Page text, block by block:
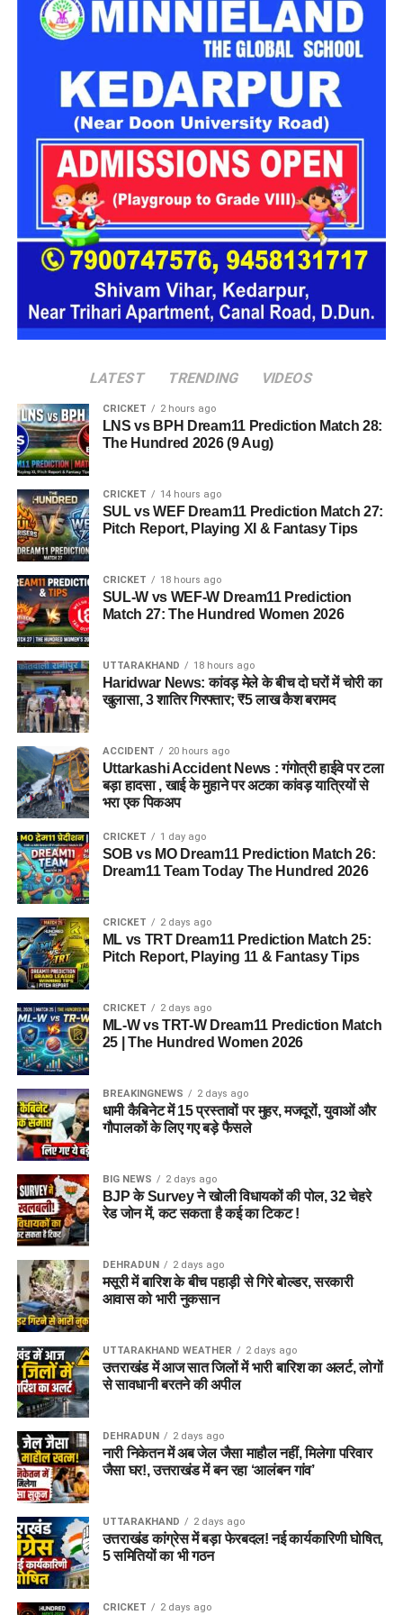
हादसा , खाई के मुहाने पर अटका कांवड़ यात्रियों से भरा एक
पिकअप
आरोपों के समर्थन में पर्याप्त साक्ष्य मिलने के बाद पुलिस ने उसे हिरासत में ले
अलग-अलग लोगों के सामने बदलता था अपनी
पूछताछ में ये बात सामने आई कि आरोपी अलग-अलग लोगों के सामने अपनी
पहचान बदलता था। कभी वो खुद को गृह मंत्रालय का अधिकारी बताता,
कभी रक्षा मंत्रालय से जुड़ा अफसर और कभी भारतीय सेना का वरिष्ठ
अधिकारी होने का दावा करता था।
देहरादून पुलिस ने किया गिरफ्तार
देहरादून पुलिस
को ये भी जानकारी मिली है कि वो कई होटलों में ठहरने के
बाद भुगतान किए बिना चला जाता था और होटल कर्मचारियों व सुरक्षा
कर्मियों के साथ भी कथित तौर पर धोखाधड़ी करता था।
पुलिस द्वारा की गई तलाशी में आरोपी के पास से सेना की वर्दी, बैज, कैप और
इस्तेमाल वो लोगों का भरोसा जीतने और खुद को प्रभावशाली अधिकारी
साबित करने के लिए करता था।
पुलिस मामले की जांच में जुटी
फिलहाल पुलिस ने मामला दर्ज कर जांच आगे बढ़ा दी है। अधिकारियों का
कहना है कि जांच के दौरान यदि अन्य पीड़ित सामने आते हैं तो उनके बयान
भी दर्ज किए जाएंगे और मामले के सभी पहलुओं की गहन पड़ताल की जाएगी।
FAQs (EX Ias Son Yashvardhan Arrested)
1. क्या देहरादून पुलिस ने पूर्व मुख्य सचिव के बेटे
को गिरफ्तार किया है ?
हां देहरादून पुलिस ने यशवर्धन नाम के युवक को गिरफ्तार किया है, जो
उत्तराखंड के पूर्व मुख्य सचिव और पूर्व आईएएस अधिकारी का बेटा बताया जा
रहा है।
2. आरोपी पर क्या आरोप हैं?
आरोपी पर खुद को केंद्र सरकार, गृह मंत्रालय, रक्षा मंत्रालय और भारतीय
सेना का वरिष्ठ अधिकारी बताकर लोगों से ठगी करने का आरोप है।
3. शिकायत किसने दर्ज कराई थी?
दिल्ली निवासी एक युवती ने शिकायत दर्ज कराई थी। आरोप है कि आरोपी ने
प्रभावशाली सरकारी संपर्कों का झांसा देकर उससे करीब 4.5 लाख रुपये
ठग लिए।
4. आरोपी लोगों को कैसे झांसे में लेता था?
पुलिस के अनुसार, आरोपी अलग-अलग लोगों के सामने अपनी पहचान
बदलता था और खुद को कभी गृह मंत्रालय, कभी रक्षा मंत्रालय तो कभी
सेना का वरिष्ठ अधिकारी बताकर लोगों का भरोसा जीतता था।
5. पुलिस को आरोपी के पास से क्या बरामद
हुआ?
तलाशी के दौरान आरोपी के पास से सेना की वर्दी, बैज, कैप और वॉकी-टॉकी
बरामद किए गए हैं।
LNS vs BPH Dream11 Prediction Match 28: The
Hundred 2026 (9 Aug)
SUL vs WEF Dream11 Prediction Match 27: Pitch
Report, Playing XI & Fantasy Tips
SUL-W vs WEF-W Dream11 Prediction Match 27:
The Hundred Women 2026
Haridwar News: कांवड़ मेले के बीच दो घरों में चोरी का
LATEST TRENDING VIDEOS
CRICKET 2 hours ago
LNS vs BPH Dream11 Prediction Match 28:
The Hundred 2026 (9 Aug)
CRICKET 14 hours ago
SUL vs WEF Dream11 Prediction Match 27:
Pitch Report, Playing XI & Fantasy Tips
CRICKET 18 hours ago
SUL-W vs WEF-W Dream11 Prediction
Match 27: The Hundred Women 2026
UTTARAKHAND 18 hours ago
Haridwar News: कांवड़ मेले के बीच दो घरों में चोरी का
खुलासा, 3 शातिर गिरफ्तार; ₹5 लाख कैश बरामद
ACCIDENT 20 hours ago
Uttarkashi Accident News : गंगोत्री हाईवे पर टला
बड़ा हादसा , खाई के मुहाने पर अटका कांवड़ यात्रियों से
भरा एक पिकअप
CRICKET 1 day ago
SOB vs MO Dream11 Prediction Match 26:
Dream11 Team Today The Hundred 2026
CRICKET 2 days ago
ML vs TRT Dream11 Prediction Match 25:
Pitch Report, Playing 11 & Fantasy Tips
CRICKET 2 days ago
ML-W vs TRT-W Dream11 Prediction Match
25 | The Hundred Women 2026
BREAKINGNEWS 2 days ago
धामी कैबिनेट में 15 प्रस्तावों पर मुहर, मजदूरों, युवाओं और
गौपालकों के लिए गए बड़े फैसले
BIG NEWS 2 days ago
BJP के Survey ने खोली विधायकों की पोल, 32 चेहरे
रेड जोन में, कट सकता है कई का टिकट !
DEHRADUN 2 days ago
मसूरी में बारिश के बीच पहाड़ी से गिरे बोल्डर, सरकारी
आवास को भारी नुकसान
UTTARAKHAND WEATHER 2 days ago
उत्तराखंड में आज सात जिलों में भारी बारिश का अलर्ट, लोगों
से सावधानी बरतने की अपील
DEHRADUN 2 days ago
नारी निकेतन में अब जेल जैसा माहौल नहीं, मिलेगा परिवार
जैसा घर!, उत्तराखंड में बन रहा ‘आलंबन गांव’
UTTARAKHAND 2 days ago
उत्तराखंड कांग्रेस में बड़ा फेरबदल! नई कार्यकारिणी घोषित,
5 समितियों का भी गठन
CRICKET 2 days ago